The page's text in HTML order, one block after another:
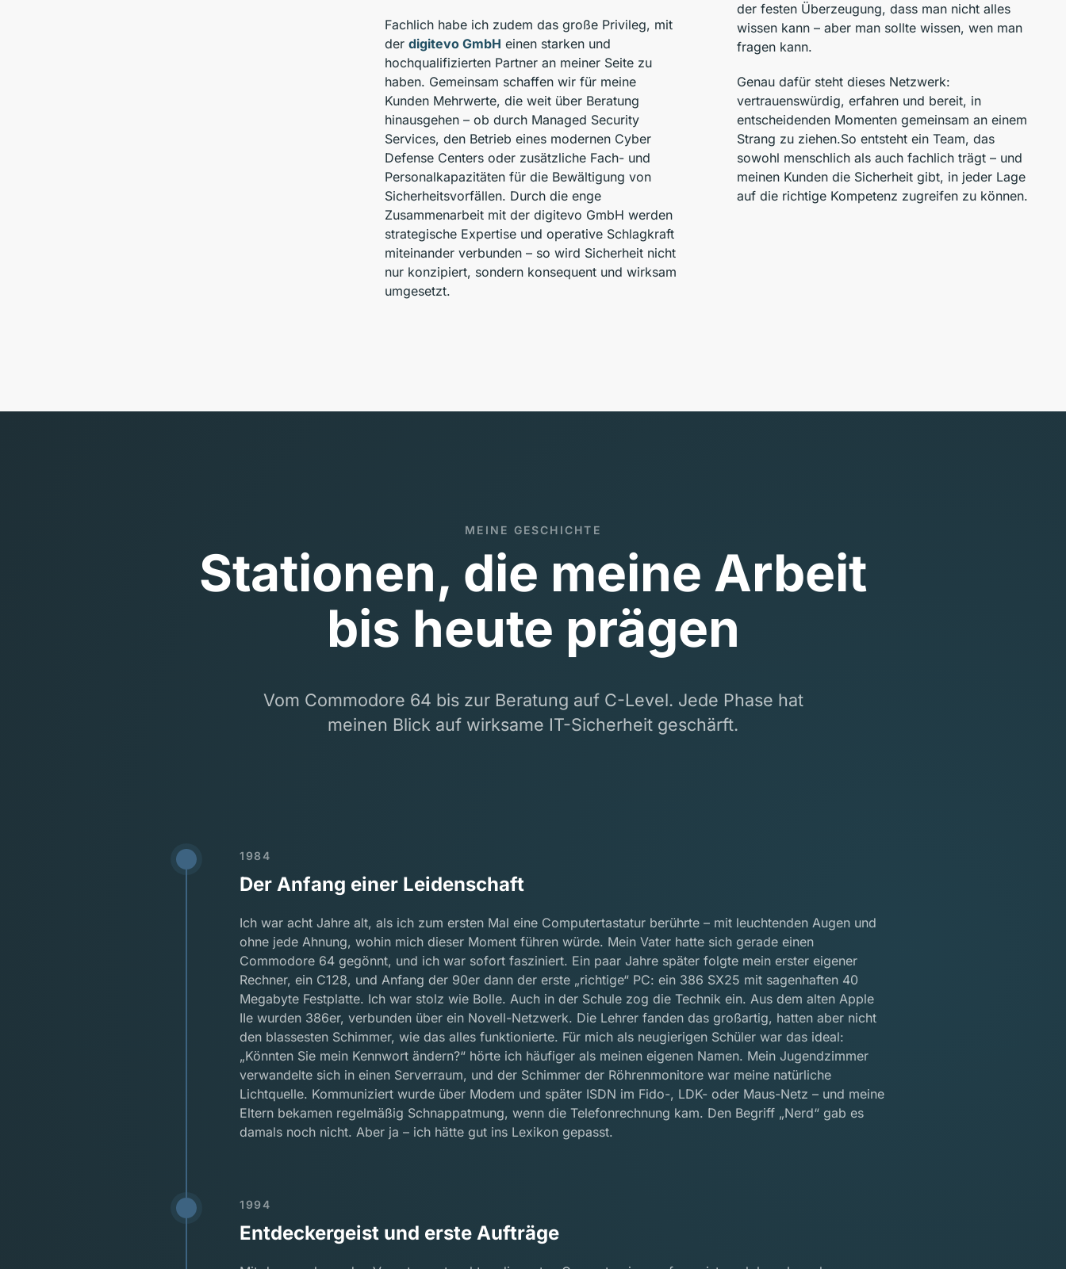
Fachlich habe ich zudem das große Privileg, mit
der digitevo GmbH einen starken und
hochqualifizierten Partner an meiner Seite zu
haben. Gemeinsam schaffen wir für meine
Kunden Mehrwerte, die weit über Beratung
hinausgehen – ob durch Managed Security
Services, den Betrieb eines modernen Cyber
Defense Centers oder zusätzliche Fach- und
Personalkapazitäten für die Bewältigung von
Sicherheitsvorfällen. Durch die enge
Zusammenarbeit mit der digitevo GmbH werden
strategische Expertise und operative Schlagkraft
miteinander verbunden – so wird Sicherheit nicht
nur konzipiert, sondern konsequent und wirksam
umgesetzt.
der festen Überzeugung, dass man nicht alles
wissen kann – aber man sollte wissen, wen man
fragen kann.
Genau dafür steht dieses Netzwerk:
vertrauenswürdig, erfahren und bereit, in
entscheidenden Momenten gemeinsam an einem
Strang zu ziehen.So entsteht ein Team, das
sowohl menschlich als auch fachlich trägt – und
meinen Kunden die Sicherheit gibt, in jeder Lage
auf die richtige Kompetenz zugreifen zu können.
MEINE GESCHICHTE
Stationen, die meine Arbeit
bis heute prägen
Vom Commodore 64 bis zur Beratung auf C-Level. Jede Phase hat
meinen Blick auf wirksame IT-Sicherheit geschärft.
1984
Der Anfang einer Leidenschaft
Ich war acht Jahre alt, als ich zum ersten Mal eine Computertastatur berührte – mit leuchtenden Augen und
ohne jede Ahnung, wohin mich dieser Moment führen würde. Mein Vater hatte sich gerade einen
Commodore 64 gegönnt, und ich war sofort fasziniert. Ein paar Jahre später folgte mein erster eigener
Rechner, ein C128, und Anfang der 90er dann der erste „richtige“ PC: ein 386 SX25 mit sagenhaften 40
Megabyte Festplatte. Ich war stolz wie Bolle. Auch in der Schule zog die Technik ein. Aus dem alten Apple
IIe wurden 386er, verbunden über ein Novell-Netzwerk. Die Lehrer fanden das großartig, hatten aber nicht
den blassesten Schimmer, wie das alles funktionierte. Für mich als neugierigen Schüler war das ideal:
„Könnten Sie mein Kennwort ändern?“ hörte ich häufiger als meinen eigenen Namen. Mein Jugendzimmer
verwandelte sich in einen Serverraum, und der Schimmer der Röhrenmonitore war meine natürliche
Lichtquelle. Kommuniziert wurde über Modem und später ISDN im Fido-, LDK- oder Maus-Netz – und meine
Eltern bekamen regelmäßig Schnappatmung, wenn die Telefonrechnung kam. Den Begriff „Nerd“ gab es
damals noch nicht. Aber ja – ich hätte gut ins Lexikon gepasst.
1994
Entdeckergeist und erste Aufträge